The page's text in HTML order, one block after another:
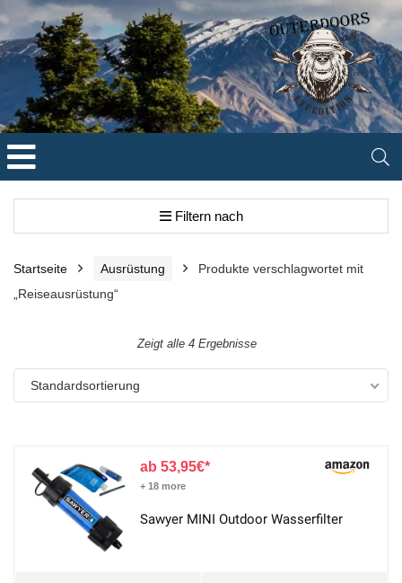
Filtern nach
Startseite Ausrüstung
Produkte verschlagwortet mit
„Reiseausrüstung“
Zeigt alle 4 Ergebnisse
Standardsortierung
53,95€
+ 18 more
Sawyer MINI Outdoor Wasserfilter